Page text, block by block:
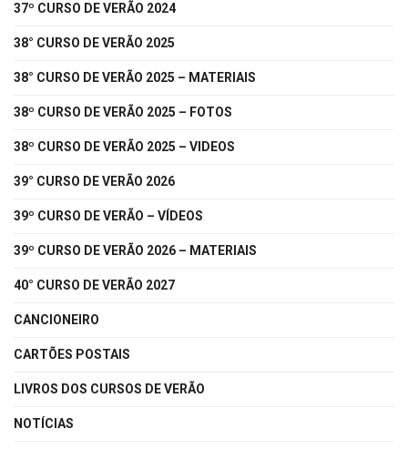
37º CURSO DE VERÃO 2024
38° CURSO DE VERÃO 2025
38° CURSO DE VERÃO 2025 – MATERIAIS
38º CURSO DE VERÃO 2025 – FOTOS
38º CURSO DE VERÃO 2025 – VIDEOS
39° CURSO DE VERÃO 2026
39º CURSO DE VERÃO – VÍDEOS
39º CURSO DE VERÃO 2026 – MATERIAIS
40° CURSO DE VERÃO 2027
CANCIONEIRO
CARTÕES POSTAIS
LIVROS DOS CURSOS DE VERÃO
NOTÍCIAS